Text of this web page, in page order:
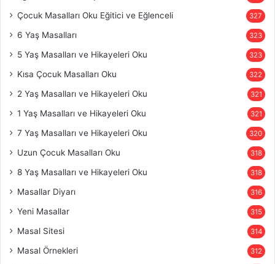
Çocuk Masalları Oku Eğitici ve Eğlenceli 327
6 Yaş Masalları 323
5 Yaş Masalları ve Hikayeleri Oku 323
Kısa Çocuk Masalları Oku 322
2 Yaş Masalları ve Hikayeleri Oku 321
1 Yaş Masalları ve Hikayeleri Oku 321
7 Yaş Masalları ve Hikayeleri Oku 320
Uzun Çocuk Masalları Oku 318
8 Yaş Masalları ve Hikayeleri Oku 318
Masallar Diyarı 316
Yeni Masallar 315
Masal Sitesi 314
Masal Örnekleri 312